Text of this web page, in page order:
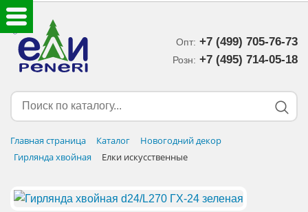
Опт: +7 (499) 705-76-73
Розн: +7 (495) 714-05-18‬
Главная страница Каталог
Новогодний декор
Гирлянда хвойная
Елки искусственные
ЕЛКИ ИСКУССТВЕННЫЕ
ЕЛОЧНЫЕ УКРАШЕНИЯ
НОВОГОДНИЙ ДЕКОР
ДОСТАВКА В РЕГИОНЫ